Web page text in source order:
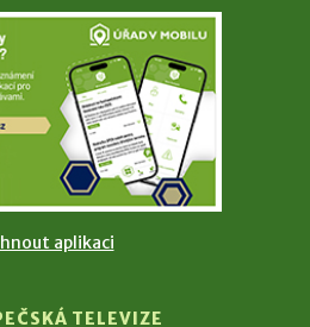
aplikaci
TELEVIZE